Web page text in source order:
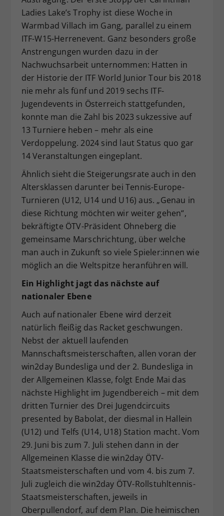
Ladies Lake’s Trophy ist diese Woche in
Warmbad Villach im Gang, parallel zu einem
ITF-W15-Herrenevent. Ganz besonders große
Anstrengungen wurden dazu in der
Nachwuchsarbeit unternommen: Hatten in
der Historie der ITF World Junior Tour bis 2018
nie mehr als fünf und 2019 sechs ITF-
Jugendevents in Österreich stattgefunden,
konnte man die Zahl bis 2023 sukzessive auf
13 Turniere heben – mehr als eine
Verdoppelung. 2024 sind laut Status quo gar
14 Veranstaltungen eingeplant.
Ähnlich sieht die Steigerungsrate auch in den
Altersklassen darunter bei Tennis-Europe-
Turnieren (U12, U14 und U16) aus. „Genau in
diese Richtung möchten wir weiter gehen“,
bekräftigte ÖTV-Präsident Ohneberg die
gemeinsame Marschrichtung, über welche
man auch in Zukunft so viele Spieler:innen wie
möglich an die Weltspitze heranführen will.
Ein Highlight jagt das nächste auf
nationaler Ebene
Auch auf nationaler Ebene wird derzeit
natürlich fleißig das Racket geschwungen.
Nebst der aktuell laufenden
Mannschaftsmeisterschaften, allen voran der
win2day Bundesliga und der 2. Bundesliga in
der Allgemeinen Klasse, folgt Ende Mai das
nächste Highlight im Jugendbereich – mit dem
dritten Turnier des Drei Jugendcircuits
presented by Babolat, der diesmal in Hallein
(U12) und Telfs (U14, U18) Station macht. Vom
29. Juni bis zum 7. Juli stehen dann in der
Allgemeinen Klasse die win2day ÖTV-
Staatsmeisterschaften und vom 4. bis zum 7.
Juli zugleich die win2day ÖTV-Rollstuhltennis-
Staatsmeisterschaften, jeweils in
Oberpullendorf, auf dem Plan. Die heimischen